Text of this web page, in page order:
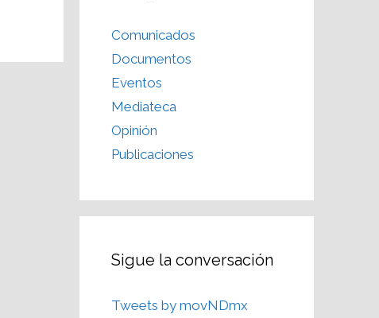
Comunicados
Documentos
Eventos
Mediateca
Opinión
Publicaciones
Sigue la conversación
Tweets by movNDmx